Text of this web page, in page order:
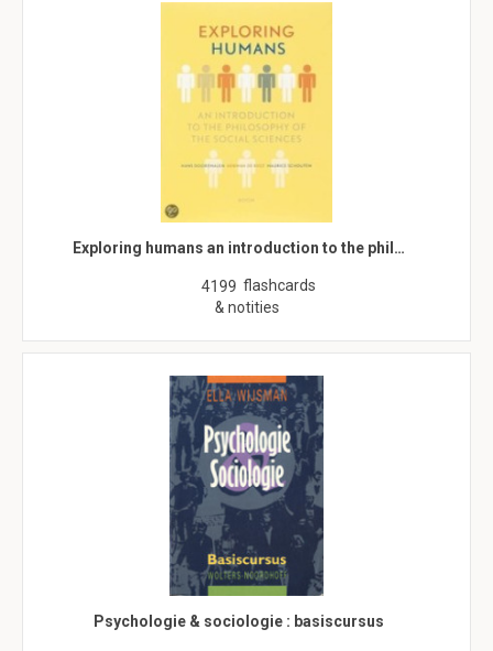
Exploring humans an introduction to the phil…
4199 flashcards
& notities
Psychologie & sociologie : basiscursus